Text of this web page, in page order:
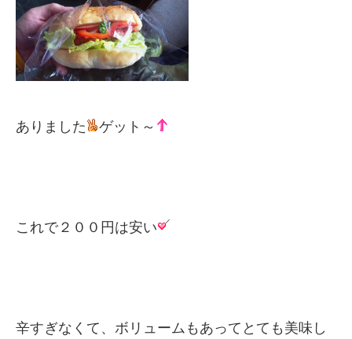
ありました ゲット～
これで２００円は安い
辛すぎなくて、ボリュームもあってとても美味し